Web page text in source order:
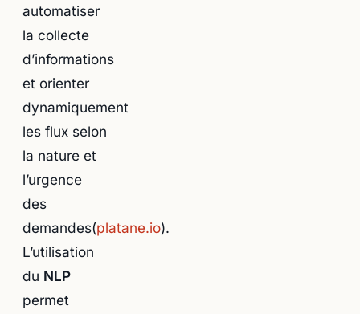
automatiser
la collecte
d’informations
et orienter
dynamiquement
les flux selon
la nature et
l’urgence
des
demandes(platane.io).
L’utilisation
du NLP
permet